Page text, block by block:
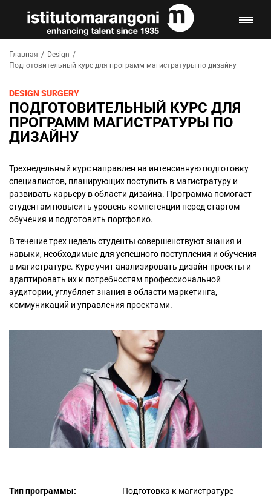
Главная / Design /
Подготовительный курс для программ магистратуры по дизайну
DESIGN SURGERY
ПОДГОТОВИТЕЛЬНЫЙ КУРС ДЛЯ
ПРОГРАММ МАГИСТРАТУРЫ ПО
ДИЗАЙНУ
Трехнедельный курс направлен на интенсивную подготовку
специалистов, планирующих поступить в магистратуру и
развивать карьеру в области дизайна. Программа помогает
студентам повысить уровень компетенции перед стартом
обучения и подготовить портфолио.
В течение трех недель студенты совершенствуют знания и
навыки, необходимые для успешного поступления и обучения
в магистратуре. Курс учит анализировать дизайн-проекты и
адаптировать их к потребностям профессиональной
аудитории, углубляет знания в области маркетинга,
коммуникаций и управления проектами.
Тип программы:
Подготовка к магистратуре